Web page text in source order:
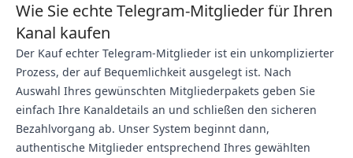
Wie Sie echte Telegram-Mitglieder für Ihren
Kanal kaufen
Der Kauf echter Telegram-Mitglieder ist ein unkomplizierter
Prozess, der auf Bequemlichkeit ausgelegt ist. Nach
Auswahl Ihres gewünschten Mitgliederpakets geben Sie
einfach Ihre Kanaldetails an und schließen den sicheren
Bezahlvorgang ab. Unser System beginnt dann,
authentische Mitglieder entsprechend Ihres gewählten